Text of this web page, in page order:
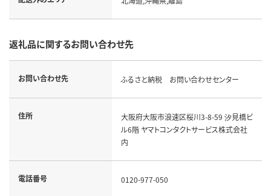
返礼品に関するお問い合わせ先
お問い合わせ先 ふるさと納税 お問い合わせセンター
住所
大阪府大阪市浪速区桜川3-8-59 汐見橋ビ
ル6階 ヤマトコンタクトサービス株式会社
内
電話番号 0120-977-050